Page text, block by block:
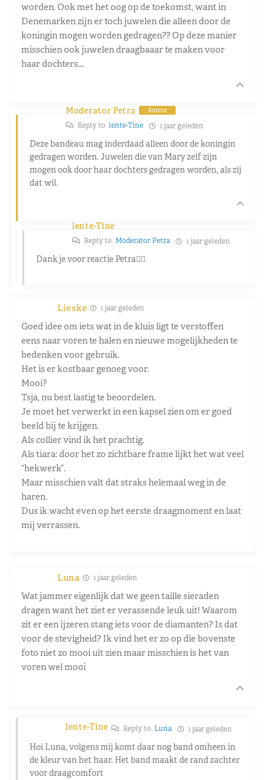
worden. Ook met het oog op de toekomst, want in
Denemarken zijn er toch juwelen die alleen door de
koningin mogen worden gedragen?? Op deze manier
misschien ook juwelen draagbaaar te maken voor
haar dochters….
Moderator Petra Auteur
Reply to lente-Tine 1 jaar geleden
Deze bandeau mag inderdaad alleen door de koningin
gedragen worden. Juwelen die van Mary zelf zijn
mogen ook door haar dochters gedragen worden, als zij
dat wil.
lente-Tine
Reply to Moderator Petra 1 jaar geleden
Dank je voor reactie Petra👌🏻
Lieske 1 jaar geleden
Goed idee om iets wat in de kluis ligt te verstoffen
eens naar voren te halen en nieuwe mogelijkheden te
bedenken voor gebruik.
Het is er kostbaar genoeg voor.
Mooi?
Tsja, nu best lastig te beoordelen.
Je moet het verwerkt in een kapsel zien om er goed
beeld bij te krijgen.
Als collier vind ik het prachtig.
Als tiara: door het zo zichtbare frame lijkt het wat veel
“hekwerk”.
Maar misschien valt dat straks helemaal weg in de
haren.
Dus ik wacht even op het eerste draagmoment en laat
mij verrassen.
Luna 1 jaar geleden
Wat jammer eigenlijk dat we geen taille sieraden
dragen want het ziet er verassende leuk uit! Waarom
zit er een ijzeren stang iets voor de diamanten? Is dat
voor de stevigheid? Ik vind het er zo op die bovenste
foto niet zo mooi uit zien maar misschien is het van
voren wel mooi
lente-Tine Reply to Luna 1 jaar geleden
Hoi Luna, volgens mij komt daar nog band omheen in
de kleur van het haar. Het band maakt de rand zachter
voor draagcomfort